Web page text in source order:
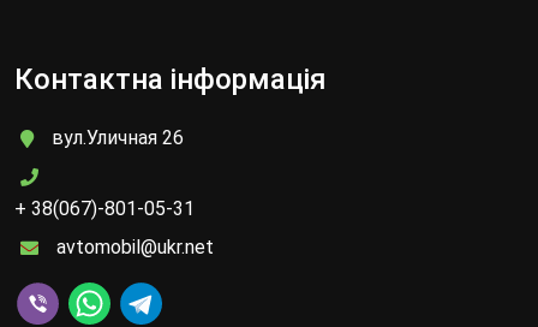
Контактна інформація
вул.Уличная 26
+ 38(067)-801-05-31
avtomobil@ukr.net